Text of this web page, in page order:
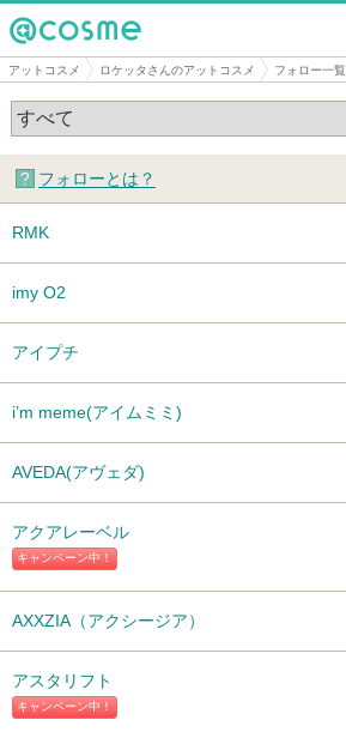
@cosme
アットコスメ ロケッタさんのアットコスメ フォロー一覧
フォローとは？
RMK
imy O2
アイプチ
i’m meme(アイムミミ)
AVEDA(アヴェダ)
キャンペーン中！
アクアレーベル
AXXZIA（アクシージア）
キャンペーン中！
アスタリフト